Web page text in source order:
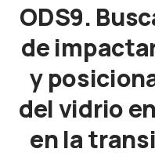
ODS9.
de
y
del vidrio
en la